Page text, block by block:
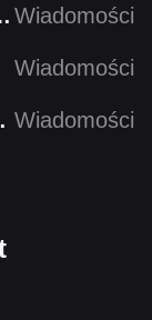
Wiadomości
Wiadomości
Wiadomości